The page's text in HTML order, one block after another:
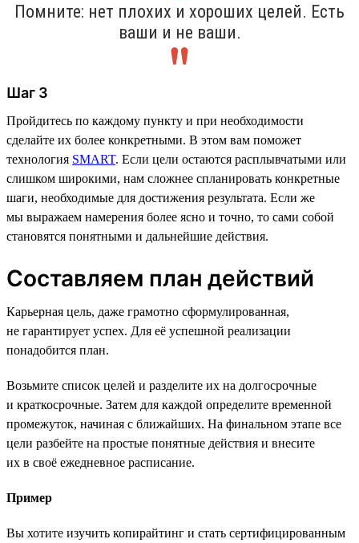
Помните: нет плохих и хороших целей. Есть
ваши и не ваши.
Шаг 3
Пройдитесь по каждому пункту и при необходимости
сделайте их более конкретными. В этом вам поможет
технология SMART. Если цели остаются расплывчатыми или
слишком широкими, нам сложнее спланировать конкретные
шаги, необходимые для достижения результата. Если же
мы выражаем намерения более ясно и точно, то сами собой
становятся понятными и дальнейшие действия.
Составляем план действий
Карьерная цель, даже грамотно сформулированная,
не гарантирует успех. Для её успешной реализации
понадобится план.
Возьмите список целей и разделите их на долгосрочные
и краткосрочные. Затем для каждой определите временной
промежуток, начиная с ближайших. На финальном этапе все
цели разбейте на простые понятные действия и внесите
их в своё ежедневное расписание.
Пример
Вы хотите изучить копирайтинг и стать сертифицированным